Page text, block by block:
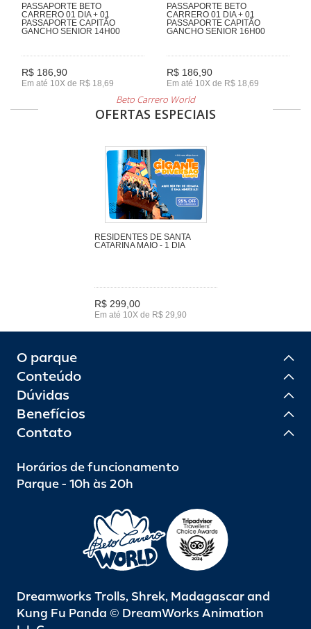
PASSAPORTE BETO
CARRERO 01 DIA + 01
PASSAPORTE CAPITÃO
GANCHO SENIOR 14H00
R$ 186,90
Em até 10X de R$ 18,69
PASSAPORTE BETO
CARRERO 01 DIA + 01
PASSAPORTE CAPITÃO
GANCHO SENIOR 16H00
R$ 186,90
Em até 10X de R$ 18,69
Beto Carrero World
OFERTAS ESPECIAIS
RESIDENTES DE SANTA
CATARINA MAIO - 1 DIA
R$ 299,00
Em até 10X de R$ 29,90
O parque
Conteúdo
Dúvidas
Benefícios
Contato
Horários de funcionamento
Parque - 10h às 20h
Dreamworks Trolls, Shrek, Madagascar and
Kung Fu Panda © DreamWorks Animation